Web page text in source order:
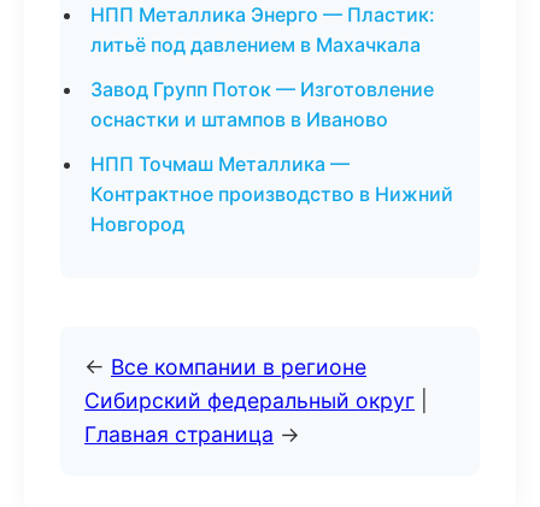
НПП Металлика Энерго — Пластик:
литьё под давлением в Махачкала
Завод Групп Поток — Изготовление
оснастки и штампов в Иваново
НПП Точмаш Металлика —
Контрактное производство в Нижний
Новгород
← Все компании в регионе
Сибирский федеральный округ
Главная страница →